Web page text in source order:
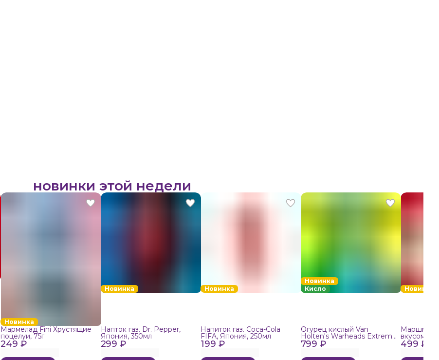
новинки этой недели
Новинка
249 ₽
Мармелад Fini Хрустящие
поцелуи, 75г
Новинка
299 ₽
Напток газ. Dr. Pepper,
Япония, 350мл
Новинка
199 ₽
Напиток газ. Coca-Cola
FIFA, Япония, 250мл
Новинка
Кисло
799 ₽
Огурец кислый Van
Holten's Warheads Extreme
Sour, 140г
Новинка
499 ₽
вкусом